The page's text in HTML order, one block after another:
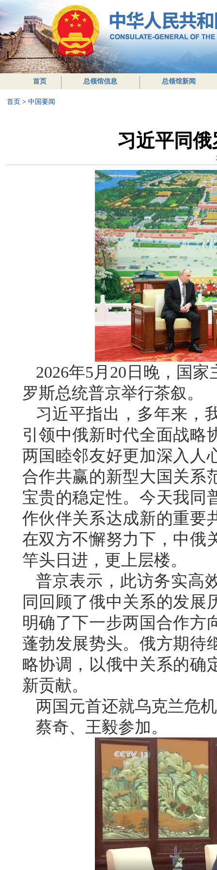
首页 总领馆信息 总领馆新闻
首页 > 中国要闻
习近平同
2026年5月20日晚，国
罗斯总统普京举行茶叙。
习近平指出，多年来，
引领中俄新时代全面战略
两国睦邻友好更加深入人
合作共赢的新型大国关系
宝贵的稳定性。今天我同
作伙伴关系达成新的重要
在双方不懈努力下，中俄
竿头日进，更上层楼。
普京表示，此访务实高
同回顾了俄中关系的发展
明确了下一步两国合作方
蓬勃发展势头。俄方期待
略协调，以俄中关系的确
新贡献。
两国元首还就乌克兰危
蔡奇、王毅参加。